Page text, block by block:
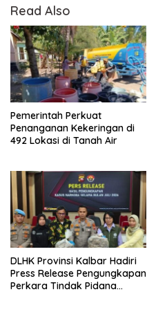
Read Also
Pemerintah Perkuat
Penanganan Kekeringan di
492 Lokasi di Tanah Air
DLHK Provinsi Kalbar Hadiri
Press Release Pengungkapan
Perkara Tindak Pidana